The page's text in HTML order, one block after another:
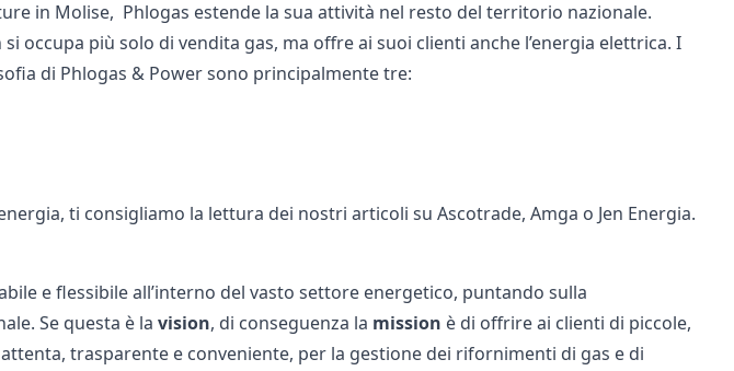
in Molise, Phlogas estende la sua attività nel resto del territorio nazionale.
occupa più solo di vendita gas, ma offre ai suoi clienti anche l’energia elettrica. I
di Phlogas & Power sono principalmente tre:
ti consigliamo la lettura dei nostri articoli su Ascotrade, Amga o Jen Energia.
e flessibile all’interno del vasto settore energetico, puntando sulla
Se questa è la vision, di conseguenza la mission è di offrire ai clienti di piccole,
trasparente e conveniente, per la gestione dei rifornimenti di gas e di